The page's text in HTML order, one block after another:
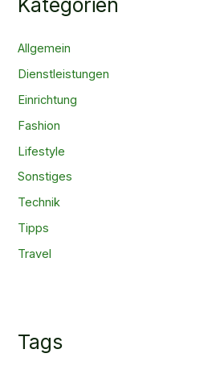
Allgemein
Dienstleistungen
Einrichtung
Fashion
Lifestyle
Sonstiges
Technik
Tipps
Travel
Tags